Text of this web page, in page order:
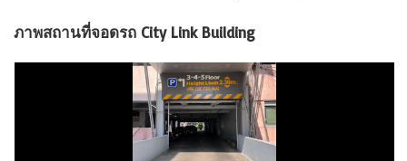
ภาพสถานที่จอดรถ City Link Building